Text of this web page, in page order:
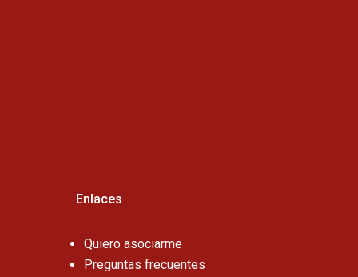
Enlaces
Quiero asociarme
Preguntas frecuentes